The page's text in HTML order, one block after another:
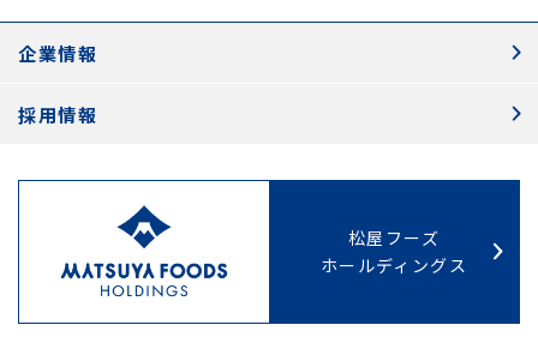
企業情報
採用情報
松屋フーズ
ホールディングス